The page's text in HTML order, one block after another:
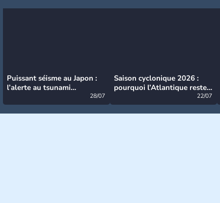
Puissant séisme au Japon :
l’alerte au tsunami
28/07
Saison cyclonique 2026 :
pourquoi l’Atlantique reste
22/07